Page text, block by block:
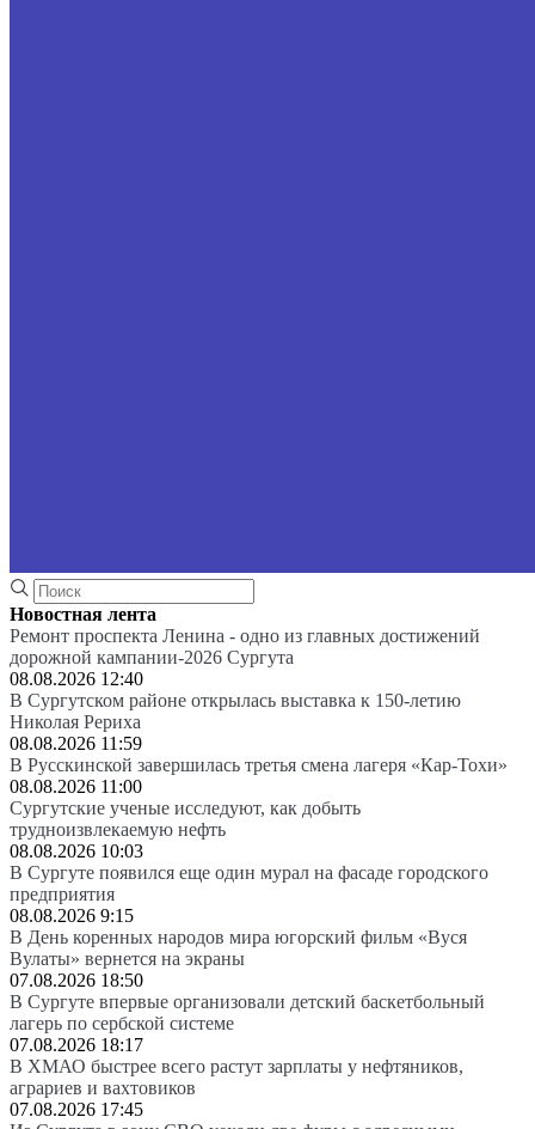
Новостная лента
Ремонт проспекта Ленина - одно из главных достижений
дорожной кампании-2026 Сургута
08.08.2026 12:40
В Сургутском районе открылась выставка к 150-летию
Николая Рериха
08.08.2026 11:59
В Русскинской завершилась третья смена лагеря «Кар-Тохи»
08.08.2026 11:00
Сургутские ученые исследуют, как добыть
трудноизвлекаемую нефть
08.08.2026 10:03
В Сургуте появился еще один мурал на фасаде городского
предприятия
08.08.2026 9:15
В День коренных народов мира югорский фильм «Вуся
Вулаты» вернется на экраны
07.08.2026 18:50
В Сургуте впервые организовали детский баскетбольный
лагерь по сербской системе
07.08.2026 18:17
В ХМАО быстрее всего растут зарплаты у нефтяников,
аграриев и вахтовиков
07.08.2026 17:45